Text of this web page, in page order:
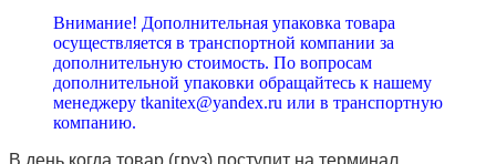
Внимание! Дополнительная упаковка товара
осуществляется в транспортной компании за
дополнительную стоимость. По вопросам
дополнительной упаковки обращайтесь к нашему
менеджеру tkanitex@yandex.ru или в транспортную
компанию.